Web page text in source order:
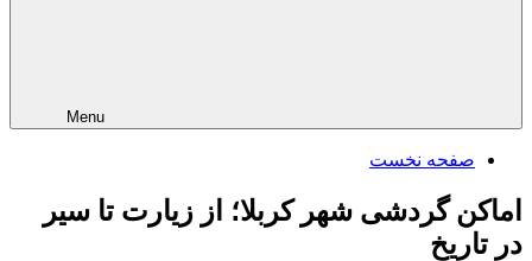
Menu
صفحه نخست
اماکن گردشی شهر کربلا؛ از زیارت تا سیر
در تاریخ